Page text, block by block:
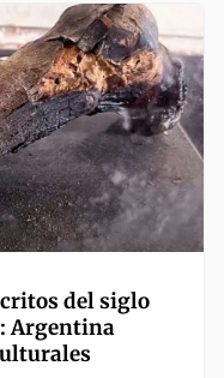
del siglo
Argentina